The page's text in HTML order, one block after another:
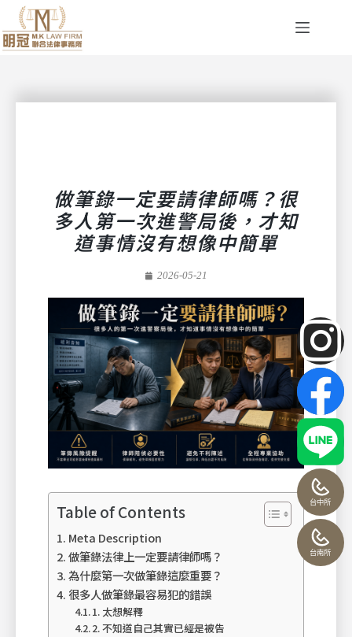
做筆錄一定要請律師嗎？很
多人第一次進警局後，才知
道事情沒有想像中簡單
2026-05-21
Table of Contents
Meta Description
做筆錄法律上一定要請律師嗎？
為什麼第一次做筆錄這麼重要？
很多人做筆錄最容易犯的錯誤
1. 太想解釋
2. 不知道自己其實已經是被告
台中所
台南所